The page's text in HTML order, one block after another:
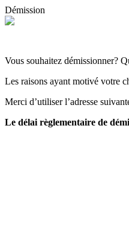
Démission
Vous souhaitez démissionner?
Les raisons ayant motivé votre
Merci d’utiliser l’adresse
Le délai règlementaire de